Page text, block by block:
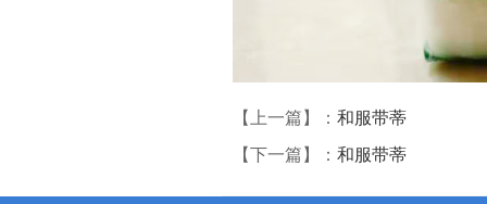
【上一篇】： 和服带蒂
【下一篇】： 和服带蒂